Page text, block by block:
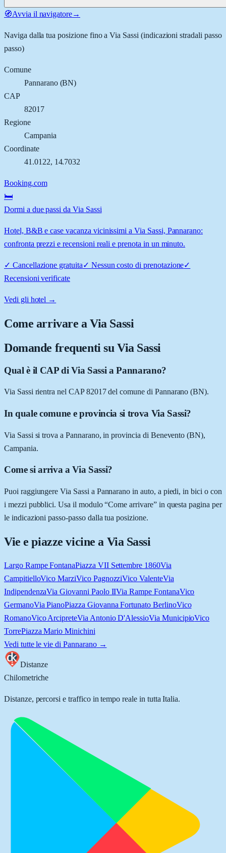
🧭Avvia il navigatore→
Naviga dalla tua posizione fino aVia Sassi (indicazioni stradali passo
passo)
Comune
Pannarano(BN)
CAP
82017
Regione
Campania
Coordinate
41.0122, 14.7032
Booking.com
🛏️
Dormi a due passi da Via Sassi
Hotel, B&B e case vacanza vicinissimi a Via Sassi, Pannarano:
confronta prezzi e recensioni reali e prenota in un minuto.
✓ Cancellazione gratuita✓ Nessun costo di prenotazione✓
Recensioni verificate
Vedi gli hotel →
Come arrivare aVia Sassi
Domande frequenti su Via Sassi
Qual è il CAP di Via Sassi a Pannarano?
Via Sassi rientra nel CAP 82017 del comune di Pannarano (BN).
In quale comune e provincia si trova Via Sassi?
Via Sassi si trova a Pannarano, in provincia di Benevento (BN),
Campania.
Come si arriva a Via Sassi?
Puoi raggiungere Via Sassi a Pannarano in auto, a piedi, in bici o con
i mezzi pubblici. Usa il modulo “Come arrivare” in questa pagina per
le indicazioni passo-passo dalla tua posizione.
Vie e piazze vicine a Via Sassi
Largo Rampe FontanaPiazza VII Settembre 1860Via
CampitielloVico MarziVico PagnozziVico ValenteVia
IndipendenzaVia Giovanni Paolo IIVia Rampe FontanaVico
GermanoVia PianoPiazza Giovanna Fortunato BerlinoVico
RomanoVico ArcipreteVia Antonio D'AlessioVia MunicipioVico
TorrePiazza Mario Minichini
Vedi tutte le vie di Pannarano→
Distanze
Chilometriche
Distanze, percorsi e traffico in tempo reale in tutta Italia.